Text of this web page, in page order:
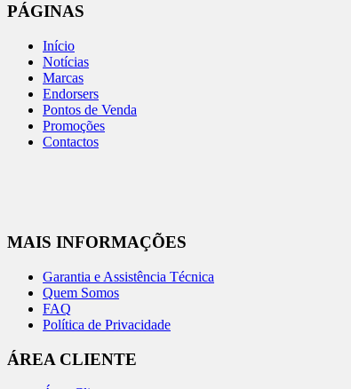
PÁGINAS
Início
Notícias
Marcas
Endorsers
Pontos de Venda
Promoções
Contactos
MAIS INFORMAÇÕES
Garantia e Assistência Técnica
Quem Somos
FAQ
Política de Privacidade
ÁREA CLIENTE